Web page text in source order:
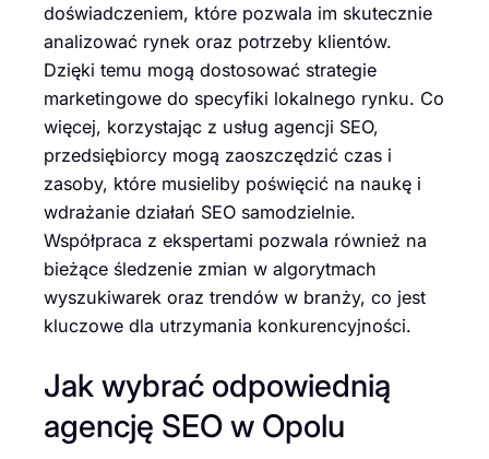
doświadczeniem, które pozwala im skutecznie
analizować rynek oraz potrzeby klientów.
Dzięki temu mogą dostosować strategie
marketingowe do specyfiki lokalnego rynku. Co
więcej, korzystając z usług agencji SEO,
przedsiębiorcy mogą zaoszczędzić czas i
zasoby, które musieliby poświęcić na naukę i
wdrażanie działań SEO samodzielnie.
Współpraca z ekspertami pozwala również na
bieżące śledzenie zmian w algorytmach
wyszukiwarek oraz trendów w branży, co jest
kluczowe dla utrzymania konkurencyjności.
Jak wybrać odpowiednią
agencję SEO w Opolu